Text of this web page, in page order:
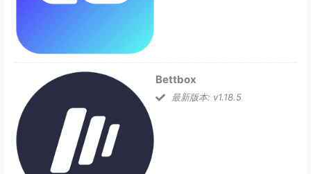
Bettbox
最新版本: v1.18.5